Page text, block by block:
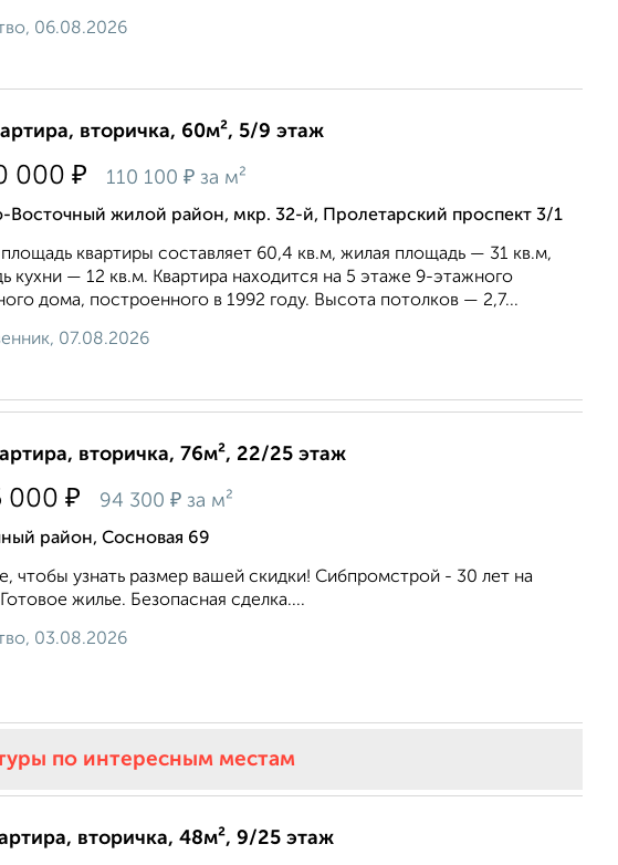
06.08.2026
вторичка, 60м², 5/9 этаж
000 ₽ 110 100 ₽ за м²
Восточный жилой район, мкр. 32-й, Пролетарский проспект 3/1
квартиры составляет 60,4 кв.м, жилая площадь — 31 кв.м,
кухни — 12 кв.м. Квартира находится на 5 этаже 9-этажного
дома, построенного в 1992 году. Высота потолков — 2,7...
07.08.2026
вторичка, 76м², 22/25 этаж
000 ₽ 94 300 ₽ за м²
район, Сосновая 69
чтобы узнать размер вашей скидки! Сибпромстрой - 30 лет на
жилье. Безопасная сделка....
03.08.2026
по интересным местам
вторичка, 48м², 9/25 этаж